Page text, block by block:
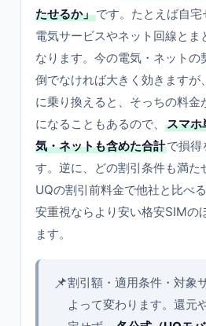
たせるか」です。たとえば自
電気サービスやネット回線とま
なります。今の電気・ネットの
倒でなければ大きく効きますが
に乗り換えると、そっちの料金
になることもあるので、
スマホ
気・ネットも含めた合計で損得
す。逆に、どの割引条件も満た
UQの割引前料金で他社と比べ
安重視ならより安い格安SIMの
ます。
📌割引額・適用条件・対象
よって変わります。還元